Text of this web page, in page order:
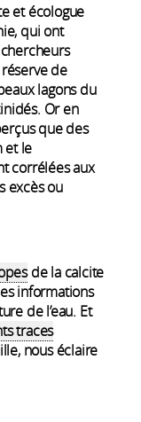
et écologue
qui ont
de
lagons du
Or en
que des
et le
corrélées aux
excès ou
de la calcite
informations
de l’eau. Et
traces
nous éclaire